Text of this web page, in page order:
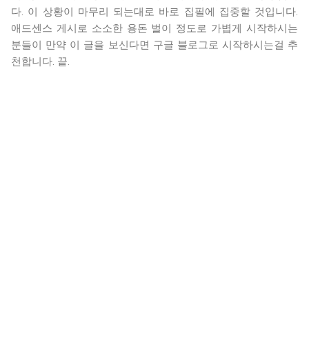
다. 이 상황이 마무리 되는대로 바로 집필에 집중할 것입니다.
애드센스 게시로 소소한 용돈 벌이 정도로 가볍게 시작하시는
분들이 만약 이 글을 보신다면 구글 블로그로 시작하시는걸 추
천합니다. 끝.